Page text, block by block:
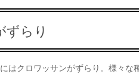
ずらり
はクロワッサンがずらり。様々な